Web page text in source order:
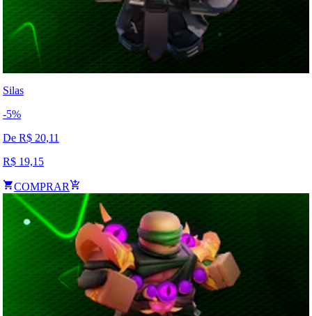
Silas
-5%
De R$ 20,11
R$ 19,15
COMPRAR